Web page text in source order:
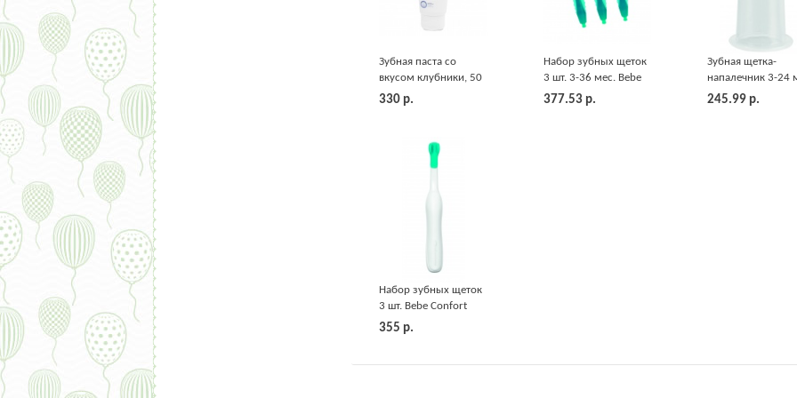
Зубная паста со
вкусом клубники, 50
мл Chicco
330 р.
Набор зубных щеток
3 шт. 3-36 мес. Bebe
Confort
377.53 р.
Зубная щетка-
напалечник 3-24
2 шт. Bebe Confort
245.99 р.
Набор зубных щеток
3 шт. Bebe Confort
355 р.